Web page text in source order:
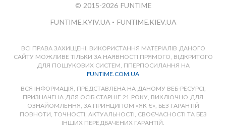
© 2015-2026 FUNTIME
FUNTIME.KYIV.UA • FUNTIME.KIEV.UA
ВСІ ПРАВА ЗАХИЩЕНІ. ВИКОРИСТАННЯ МАТЕРІАЛІВ ДАНОГО
САЙТУ МОЖЛИВЕ ТІЛЬКИ ЗА НАЯВНОСТІ ПРЯМОГО, ВІДКРИТОГО
ДЛЯ ПОШУКОВИХ СИСТЕМ, ГІПЕРПОСИЛАННЯ НА
FUNTIME.COM.UA
ВСЯ ІНФОРМАЦІЯ, ПРЕДСТАВЛЕНА НА ДАНОМУ ВЕБ-РЕСУРСІ,
ПРИЗНАЧЕНА ДЛЯ ОСІБ СТАРШЕ 21 РОКУ, ВИКЛЮЧНО ДЛЯ
ОЗНАЙОМЛЕННЯ, ЗА ПРИНЦИПОМ «ЯК Є», БЕЗ ГАРАНТІЙ
ПОВНОТИ, ТОЧНОСТІ, АКТУАЛЬНОСТІ, СВОЄЧАСНОСТІ ТА БЕЗ
ІНШИХ ПЕРЕДБАЧЕНИХ ГАРАНТІЙ.